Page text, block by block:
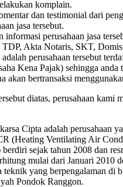
komplain.
dan testimonial dari
jasa tersebut.
informasi perusahaan jasa
TDP, Akta Notaris, SKT,
perusahaan tersebut
Kena Pajak) sehingga anda
akan bertransaksi
diatas, perusahaan kami
Cipta adalah perusahaan
(Heating Ventilating Air
sejak tahun 2008 dan
mulai dari Januari 2010
teknik yang berpengalaman di
Pondok Ranggon.